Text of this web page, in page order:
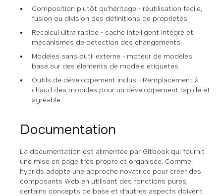
Composition plutôt qu'héritage - réutilisation facile,
fusion ou division des définitions de propriétés
Recalcul ultra rapide - cache intelligent intégré et
mécanismes de détection des changements
Modèles sans outil externe - moteur de modèles
basé sur des éléments de modèle étiquetés
Outils de développement inclus - Remplacement à
chaud des modules pour un développement rapide et
agréable
Documentation
La documentation est alimentée par Gitbook qui fournit
une mise en page très propre et organisée. Comme
hybrids adopte une approche novatrice pour créer des
composants Web en utilisant des fonctions pures,
certains concepts de base et d'autres aspects doivent